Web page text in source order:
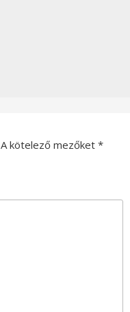
A kötelező mezőket *